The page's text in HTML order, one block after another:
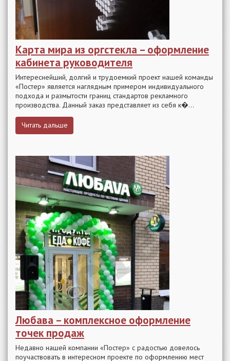
Карта мира из оргстекла – оформление
кабинета руководителя
Интереснейший, долгий и трудоемкий проект нашей команды
«Постер» является наглядным примером индивидуального
подхода и размытости границ стандартов рекламного
производства. Данный заказ представляет из себя к�...
Читать дальше
Любава – комплексное оформление
точек продаж
Недавно нашей компании «Постер» с радостью довелось
поучаствовать в интересном проекте по оформлению мест